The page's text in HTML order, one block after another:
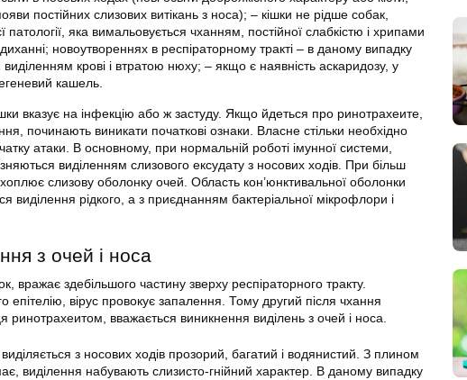
постійних слизових витікань з носа); – кішки не рідше собак,
патології, яка вимальовується чханням, постійної слабкістю і хрипами
новоутвореннях в респіраторному тракті – в даному випадку
крові і втратою нюху; – якщо є наявність аскаридозу, у
кашель.
вказує на інфекцію або ж застуду. Якщо йдеться про ринотрахеите,
починають виникати початкові ознаки. Власне стільки необхідно
атаки. В основному, при нормальній роботі імунної системи,
виділенням слизового ексудату з носових ходів. При більш
слизову оболонку очей. Область кон’юнктивальної оболонки
виділення рідкого, а з приєднанням бактеріальної мікрофлори і
з очей і носа
вражає здебільшого частину зверху респіраторного тракту.
вірус провокує запалення. Тому другий після чхання
ринотрахеитом, вважається виникнення виділень з очей і носа.
з носових ходів прозорий, багатий і водянистий. З плином
виділення набувають слизисто-гнійний характер. В даному випадку